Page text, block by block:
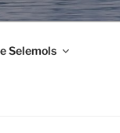
Selemols